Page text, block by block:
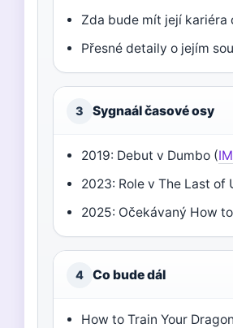
Zda bude mít její
Přesné detaily o jejím
3 Sygnaál časové osy
2019: Debut v Dumbo (
2023: Role v The Last of
2025: Očekávaný How
4 Co bude dál
How to Train Your